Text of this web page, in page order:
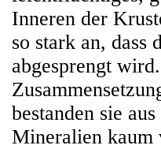
Inneren der
so stark an, dass
abgesprengt
bestanden sie
Mineralien kaum